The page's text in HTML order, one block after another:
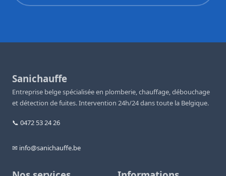
Sanichauffe
Entreprise belge spécialisée en plomberie, chauffage, débouchage
et détection de fuites. Intervention 24h/24 dans toute la Belgique.
📞 0472 53 24 26
✉ info@sanichauffe.be